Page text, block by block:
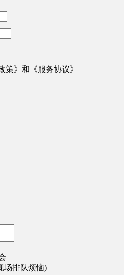
策》 和 《服务协议》
场排队烦恼)